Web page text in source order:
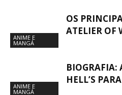
ANIME E
MANGÁ
OS
ATELIER OF
ANIME E
MANGÁ
BIOGRAFIA:
HELL’S